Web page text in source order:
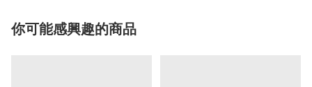
你可能感興趣的商品